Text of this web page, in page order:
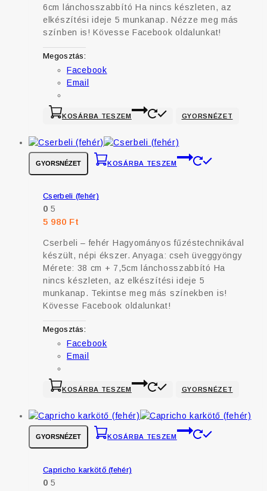
6cm lánchosszabbító Ha nincs készleten, az
elkészítési ideje 5 munkanap. Nézze meg más
színben is! Kövesse Facebook oldalunkat!
Megosztás:
Facebook
Email
KOSÁRBA TESZEM GYORSNÉZET
GYORSNÉZET KOSÁRBA TESZEM
Cserbeli (fehér)
0 5
5 980 Ft
Cserbeli – fehér Hagyományos fűzéstechnikával
készült, népi ékszer. Anyaga: cseh üveggyöngy
Mérete: 38 cm + 7,5cm lánchosszabbító Ha
nincs készleten, az elkészítési ideje 5
munkanap. Tekintse meg más színekben is!
Kövesse Facebook oldalunkat!
Megosztás:
Facebook
Email
KOSÁRBA TESZEM GYORSNÉZET
GYORSNÉZET KOSÁRBA TESZEM
Capricho karkötő (fehér)
0 5